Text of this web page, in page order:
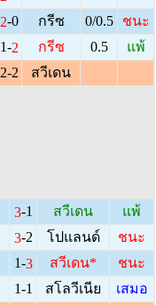
2-0 กรีซ 0/0.5
ชนะ
1-2 กรีซ 0.5
แพ้
2-2 สวีเดน
3-1 สวีเดน
แพ้
3-2 โปแลนด์
ชนะ
1-3 สวีเดน*
ชนะ
1-1 สโลวีเนีย
เสมอ